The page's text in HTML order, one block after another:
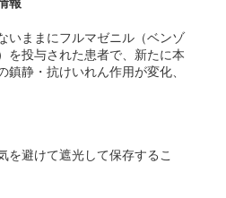
いままにフルマゼニル（ベンゾ
を投与された患者で、新たに本
鎮静・抗けいれん作用が変化、
を避けて遮光して保存するこ